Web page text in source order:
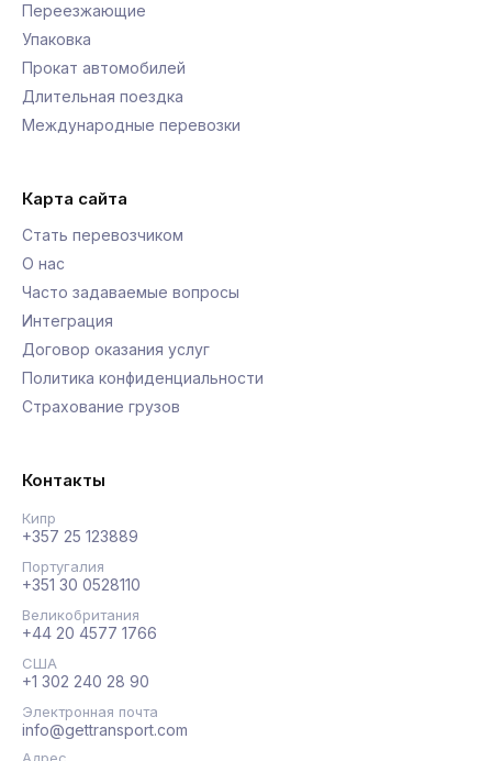
Переезжающие
Упаковка
Прокат автомобилей
Длительная поездка
Международные перевозки
Карта сайта
Стать перевозчиком
О нас
Часто задаваемые вопросы
Интеграция
Договор оказания услуг
Политика конфиденциальности
Страхование грузов
Контакты
Кипр
+357 25 123889
Португалия
+351 30 0528110
Великобритания
+44 20 4577 1766
США
+1 302 240 28 90
Электронная почта
info@gettransport.com